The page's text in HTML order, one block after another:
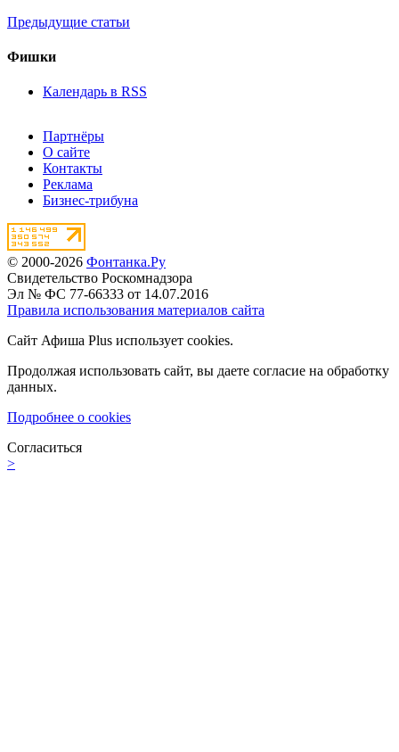
Предыдущие статьи
Фишки
Календарь в RSS
Партнёры
О сайте
Контакты
Реклама
Бизнес-трибуна
© 2000-2026 Фонтанка.Ру
Свидетельство Роскомнадзора
Эл № ФС 77-66333 от 14.07.2016
Правила использования материалов сайта
Сайт Афиша Plus использует cookies.
Продолжая использовать сайт, вы даете согласие на обработку
данных.
Подробнее о cookies
Согласиться
>